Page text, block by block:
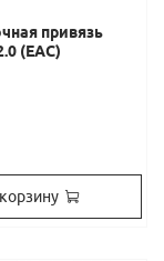
привязь
(EAC)